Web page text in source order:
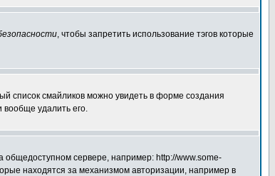
, чтобы запретить использование тэгов которые
список смайликов можно увидеть в форме создания
вообще удалить его.
общедоступном сервере, например: http://www.some-
находятся за механизмом авторизации, например в